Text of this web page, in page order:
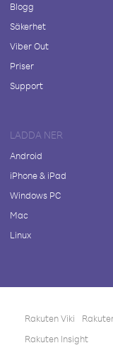
Blogg
Säkerhet
Viber Out
Priser
Support
LADDA NER
Android
iPhone & iPad
Windows PC
Mac
Linux
Rakuten Viki
Rakuten Insight